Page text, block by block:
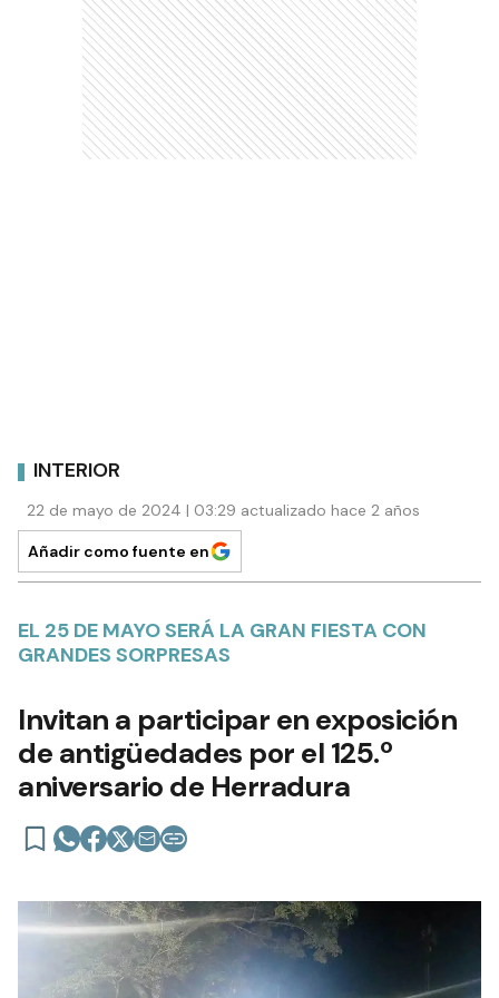
INTERIOR
22 de mayo de 2024 | 03:29 actualizado hace 2 años
Añadir como fuente en
EL 25 DE MAYO SERÁ LA GRAN FIESTA CON
GRANDES SORPRESAS
Invitan a participar en exposición
de antigüedades por el 125.º
aniversario de Herradura